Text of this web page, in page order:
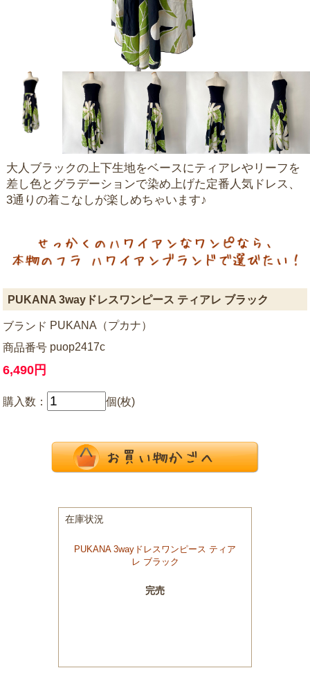
大人ブラックの上下生地をベースにティアレやリーフを
差し色とグラデーションで染め上げた定番人気ドレス、
3通りの着こなしが楽しめちゃいます♪
PUKANA 3wayドレスワンピース ティアレ ブラック
ブランド PUKANA（プカナ）
商品番号 puop2417c
6,490円
購入数： 個(枚)